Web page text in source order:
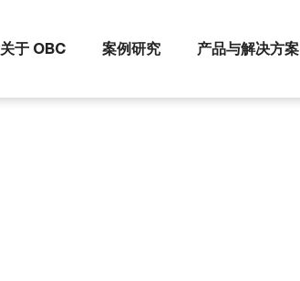
关于 OBC 案例研究 产品与解决方案